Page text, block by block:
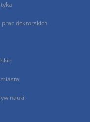
prac doktorskich
nauki